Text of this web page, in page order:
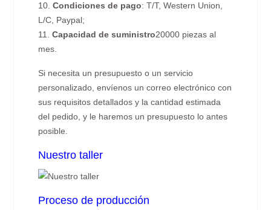
10.Condiciones de pago: T/T, Western Union,
L/C, Paypal;
11.Capacidad de suministro20000 piezas al
mes.
Si necesita un presupuesto o un servicio
personalizado, envíenos un correo electrónico con
sus requisitos detallados y la cantidad estimada
del pedido, y le haremos un presupuesto lo antes
posible.
Nuestro taller
Proceso de producción